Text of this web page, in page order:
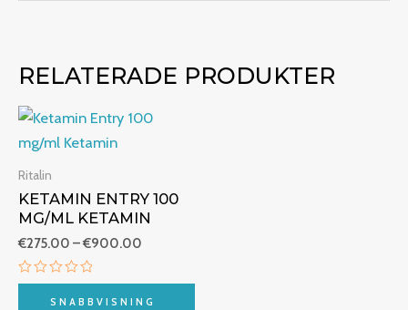
RELATERADE PRODUKTER
Ritalin
KETAMIN ENTRY 100
MG/ML KETAMIN
€275.00 –€900.00
Prisintervall:
Betygsatt
SNABBVISNING